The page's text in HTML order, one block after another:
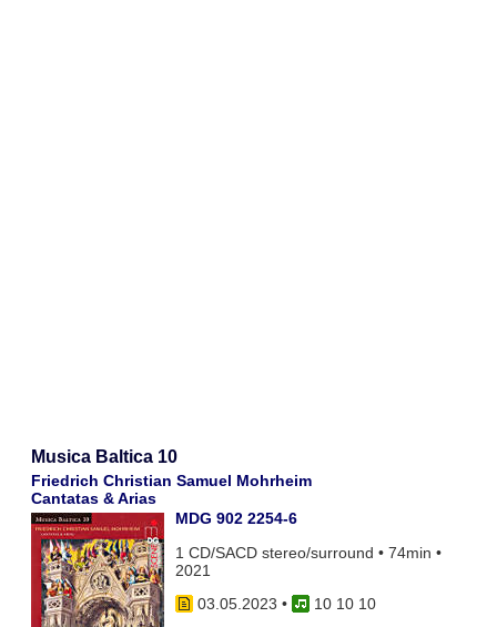
Musica Baltica 10
Friedrich Christian Samuel Mohrheim
Cantatas & Arias
MDG 902 2254-6
1 CD/SACD stereo/surround • 74min •
2021
03.05.2023 •
10 10 10